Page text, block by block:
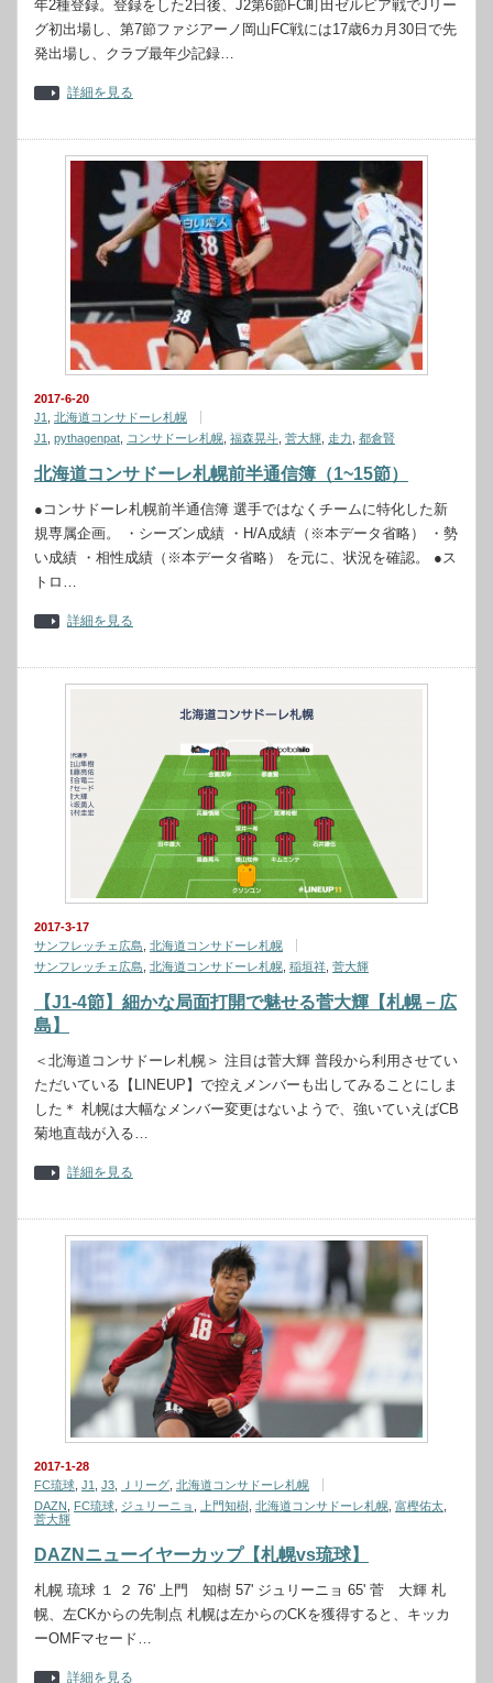
年2種登録。登録をした2日後、J2第6節FC町田ゼルビア戦でJリー
グ初出場し、第7節ファジアーノ岡山FC戦には17歳6カ月30日で先
発出場し、クラブ最年少記録…
詳細を見る
2017-6-20
J1
北海道コンサドーレ札幌
J1
pythagenpat コンサドーレ札幌 福森晃斗 菅大輝 走力 都倉賢
北海道コンサドーレ札幌前半通信簿（1~15節）
●コンサドーレ札幌前半通信簿 選手ではなくチームに特化した新
規専属企画。 ・シーズン成績 ・H/A成績（※本データ省略） ・勢
い成績 ・相性成績（※本データ省略） を元に、状況を確認。 ●ス
トロ…
詳細を見る
2017-3-17
サンフレッチェ広島 北海道コンサドーレ札幌
サンフレッチェ広島 北海道コンサドーレ札幌 稲垣祥 菅大輝
【J1-4節】細かな局面打開で魅せる菅大輝【札幌－広
島】
＜北海道コンサドーレ札幌＞ 注目は菅大輝 普段から利用させてい
ただいている【LINEUP】で控えメンバーも出してみることにしま
した＊ 札幌は大幅なメンバー変更はないようで、強いていえばCB
菊地直哉が入る…
詳細を見る
2017-1-28
FC琉球 J1 J3 Ｊリーグ 北海道コンサドーレ札幌
DAZN
FC琉球 ジュリーニョ 上門知樹 北海道コンサドーレ札幌 富樫佑太
菅大輝
DAZNニューイヤーカップ【札幌vs琉球】
札幌 琉球 １ ２ 76' 上門 知樹 57' ジュリーニョ 65' 菅 大輝 札
幌、左CKからの先制点 札幌は左からのCKを獲得すると、キッカ
ーOMFマセード…
詳細を見る